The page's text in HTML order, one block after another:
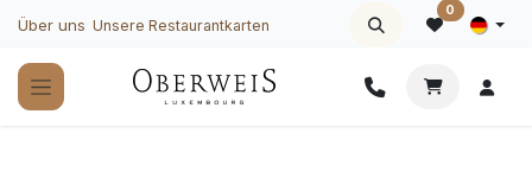
Zum Inhalt springen
Über uns Unsere Restaurantkarten
0